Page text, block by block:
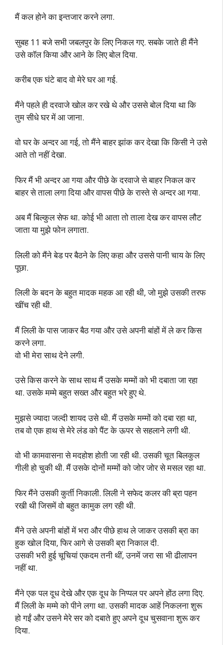
मैं कल होने का इन्तजार करने लगा.
सुबह 11 बजे सभी जबलपुर के लिए निकल गए. सबके जाते ही मैंने
उसे कॉल किया और आने के लिए बोल दिया.
करीब एक घंटे बाद वो मेरे घर आ गई.
मैंने पहले ही दरवाजे खोल कर रखे थे और उससे बोल दिया था कि
तुम सीधे घर में आ जाना.
वो घर के अन्दर आ गई, तो मैंने बाहर झांक कर देखा कि किसी ने उसे
आते तो नहीं देखा.
फिर मैं भी अन्दर आ गया और पीछे के दरवाजे से बाहर निकल कर
बाहर से ताला लगा दिया और वापस पीछे के रास्ते से अन्दर आ गया.
अब मैं बिल्कुल सेफ था. कोई भी आता तो ताला देख कर वापस लौट
जाता या मुझे फोन लगाता.
लिली को मैंने बेड पर बैठने के लिए कहा और उससे पानी चाय के लिए
पूछा.
लिली के बदन के बहुत मादक महक आ रही थी, जो मुझे उसकी तरफ
खींच रही थी.
मैं लिली के पास जाकर बैठ गया और उसे अपनी बांहों में ले कर किस
करने लगा.
वो भी मेरा साथ देने लगी.
उसे किस करने के साथ साथ मैं उसके मम्मों को भी दबाता जा रहा
था. उसके मम्मे बहुत सख्त और बहुत भरे हुए थे.
मुझसे ज्यादा जल्दी शायद उसे थी. मैं उसके मम्मों को दबा रहा था,
तब वो एक हाथ से मेरे लंड को पैंट के ऊपर से सहलाने लगी थी.
वो भी कामवासना से मदहोश होती जा रही थी. उसकी चूत बिलकुल
गीली हो चुकी थी. मैं उसके दोनों मम्मों को जोर जोर से मसल रहा था.
फिर मैंने उसकी कुर्ती निकाली. लिली ने सफेद कलर की ब्रा पहन
रखी थी जिसमें वो बहुत कामुक लग रही थी.
मैंने उसे अपनी बांहों में भरा और पीछे हाथ ले जाकर उसकी ब्रा का
हुक खोल दिया, फिर आगे से उसकी ब्रा निकाल दी.
उसकी भरी हुई चूचियां एकदम तनी थीं, उनमें जरा सा भी ढीलापन
नहीं था.
मैंने एक पल दूध देखे और एक दूध के निप्पल पर अपने होंठ लगा दिए.
मैं लिली के मम्मे को पीने लगा था. उसकी मादक आहें निकलना शुरू
हो गईं और उसने मेरे सर को दबाते हुए अपने दूध चुसवाना शुरू कर
दिया.